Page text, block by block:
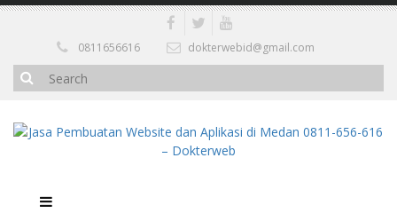
0811656616 dokterwebid@gmail.com